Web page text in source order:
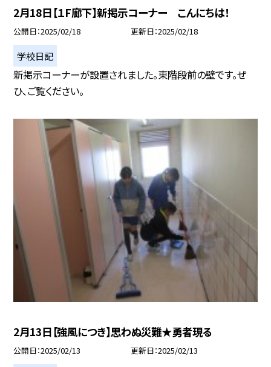
2月18日【１F廊下】新掲示コーナー こんにちは！
公開日 2025/02/18 更新日 2025/02/18
学校日記
新掲示コーナーが設置されました。東階段前の壁です。ぜ
ひ、ご覧ください。
2月13日【強風につき】思わぬ災難★勇者現る
公開日 2025/02/13 更新日 2025/02/13